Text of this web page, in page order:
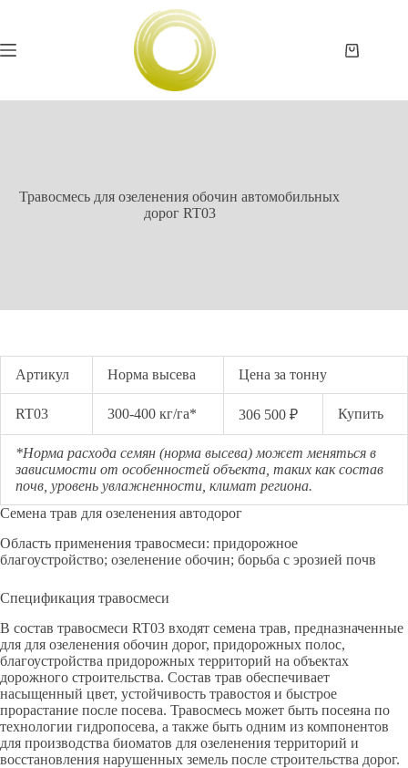
Корзина
Травосмесь для озеленения обочин автомобильных
дорог RT03
Артикул Норма высева Цена за тонну
RT03 300-400 кг/га* 306 500 ₽ Купить
*Норма расхода семян (норма высева) может меняться в
зависимости от особенностей объекта, таких как состав
почв, уровень увлажненности, климат региона.
Семена трав для озеленения автодорог
Область применения травосмеси: придорожное
благоустройство; озеленение обочин; борьба с эрозией почв
Спецификация травосмеси
В состав травосмеси RT03 входят семена трав, предназначенные
для для озеленения обочин дорог, придорожных полос,
благоустройства придорожных территорий на объектах
дорожного строительства. Состав трав обеспечивает
насыщенный цвет, устойчивость травостоя и быстрое
прорастание после посева. Травосмесь может быть посеяна по
технологии гидропосева, а также быть одним из компонентов
для производства биоматов для озеленения территорий и
восстановления нарушенных земель после строительства дорог.